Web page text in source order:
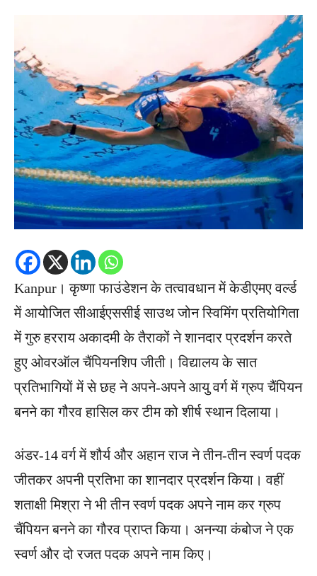
Kanpur। कृष्णा फाउंडेशन के तत्वावधान में केडीएमए वर्ल्ड
में आयोजित सीआईएससीई साउथ जोन स्विमिंग प्रतियोगिता
में गुरु हरराय अकादमी के तैराकों ने शानदार प्रदर्शन करते
हुए ओवरऑल चैंपियनशिप जीती। विद्यालय के सात
प्रतिभागियों में से छह ने अपने-अपने आयु वर्ग में ग्रुप चैंपियन
बनने का गौरव हासिल कर टीम को शीर्ष स्थान दिलाया।
अंडर-14 वर्ग में शौर्य और अहान राज ने तीन-तीन स्वर्ण पदक
जीतकर अपनी प्रतिभा का शानदार प्रदर्शन किया। वहीं
शताक्षी मिश्रा ने भी तीन स्वर्ण पदक अपने नाम कर ग्रुप
चैंपियन बनने का गौरव प्राप्त किया। अनन्या कंबोज ने एक
स्वर्ण और दो रजत पदक अपने नाम किए।